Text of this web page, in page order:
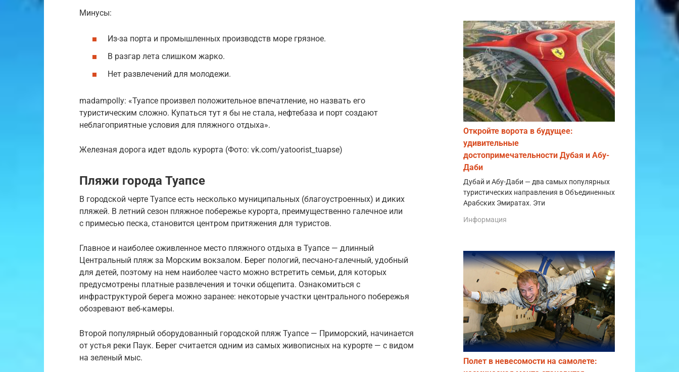
Минусы:
Из-за порта и промышленных производств море грязное.
В разгар лета слишком жарко.
Нет развлечений для молодежи.
madampolly: «Туапсе произвел положительное впечатление, но назвать его
туристическим сложно. Купаться тут я бы не стала, нефтебаза и порт создают
неблагоприятные условия для пляжного отдыха».
Железная дорога идет вдоль курорта (Фото: vk.com/yatoorist_tuapse)
Пляжи города Туапсе
В городской черте Туапсе есть несколько муниципальных (благоустроенных) и диких
пляжей. В летний сезон пляжное побережье курорта, преимущественно галечное или
с примесью песка, становится центром притяжения для туристов.
Главное и наиболее оживленное место пляжного отдыха в Туапсе — длинный
Центральный пляж за Морским вокзалом. Берег пологий, песчано-галечный, удобный
для детей, поэтому на нем наиболее часто можно встретить семьи, для которых
предусмотрены платные развлечения и точки общепита. Ознакомиться с
инфраструктурой берега можно заранее: некоторые участки центрального побережья
обозревают веб-камеры.
Второй популярный оборудованный городской пляж Туапсе — Приморский, начинается
от устья реки Паук. Берег считается одним из самых живописных на курорте — с видом
на зеленый мыс.
Откройте ворота в будущее:
удивительные
достопримечательности Дубая и Абу-
Даби
Дубай и Абу-Даби — два самых популярных
туристических направления в Объединенных
Арабских Эмиратах. Эти
Информация
Полет в невесомости на самолете: